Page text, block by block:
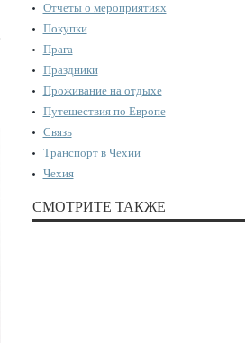
Отчеты о мероприятиях
Покупки
Прага
Праздники
Проживание на отдыхе
Путешествия по Европе
Связь
Транспорт в Чехии
Чехия
СМОТРИТЕ ТАКЖЕ